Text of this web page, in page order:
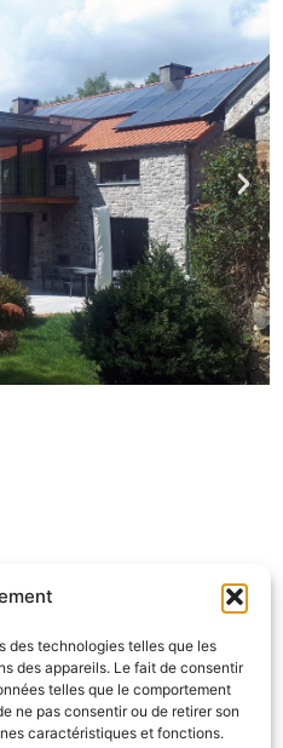
des technologies telles que les
des appareils. Le fait de consentir
telles que le comportement
ne pas consentir ou de retirer son
caractéristiques et fonctions.
I
L